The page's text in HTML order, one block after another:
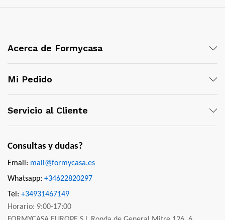
Acerca de Formycasa
Mi Pedido
Servicio al Cliente
Consultas y dudas?
Email: mail@formycasa.es
Whatsapp: +34622820297
Tel: +34931467149
Horario: 9:00-17:00